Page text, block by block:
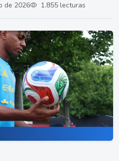
de 2026 1.855 lecturas